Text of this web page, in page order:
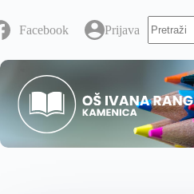
Facebook Prijava